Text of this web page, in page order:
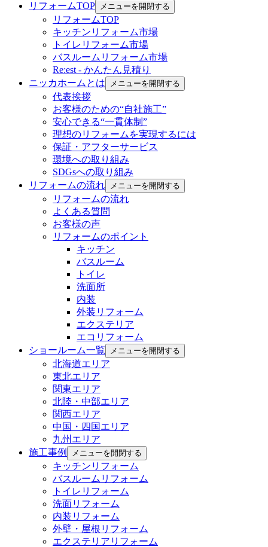
リフォームTOP メニューを開閉する
リフォームTOP
キッチンリフォーム市場
トイレリフォーム市場
バスルームリフォーム市場
Re:est - かんたん見積り
ニッカホームとは
メニューを開閉する
代表挨拶
お客様のための“自社施工”
安心できる“一貫体制”
理想のリフォームを実現するには
保証・アフターサービス
環境への取り組み
SDGsへの取り組み
リフォームの流れ
メニューを開閉する
リフォームの流れ
よくある質問
お客様の声
リフォームのポイント
キッチン
バスルーム
トイレ
洗面所
内装
外装リフォーム
エクステリア
エコリフォーム
ショールーム一覧
メニューを開閉する
北海道エリア
東北エリア
関東エリア
北陸・中部エリア
関西エリア
中国・四国エリア
九州エリア
施工事例
メニューを開閉する
キッチンリフォーム
バスルームリフォーム
トイレリフォーム
洗面リフォーム
内装リフォーム
外壁・屋根リフォーム
エクステリアリフォーム